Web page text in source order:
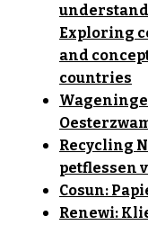
Exploring
and
countries
Recycling
petflessen
Cosun:
Renewi: